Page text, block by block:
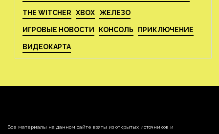
THE WITCHER XBOX ЖЕЛЕЗО
ИГРОВЫЕ НОВОСТИ КОНСОЛЬ ПРИКЛЮЧЕНИЕ
ВИДЕОКАРТА
Все материалы на данном сайте взяты из открытых источников и